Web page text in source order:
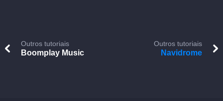
Outros tutoriais
Boomplay Music
Outros tutoriais
Navidrome